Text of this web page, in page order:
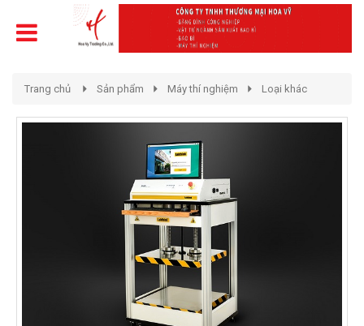
Trang chủ Sản phẩm Máy thí nghiệm Loại khác